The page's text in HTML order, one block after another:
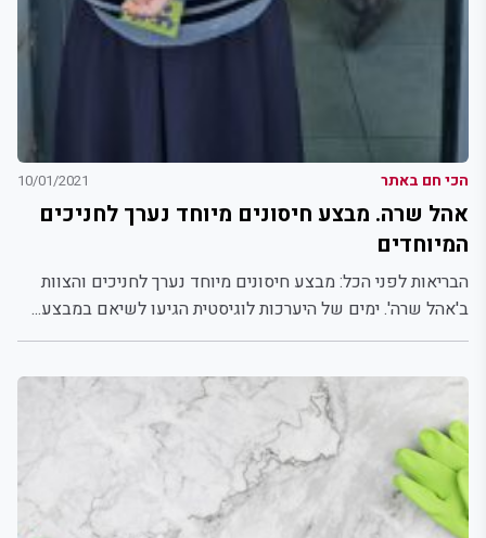
הכי חם באתר 10/01/2021
אהל שרה. מבצע חיסונים מיוחד נערך לחניכים
המיוחדים
הבריאות לפני הכל: מבצע חיסונים מיוחד נערך לחניכים והצוות
ב'אהל שרה'. ימים של היערכות לוגיסטית הגיעו לשיאם במבצע...